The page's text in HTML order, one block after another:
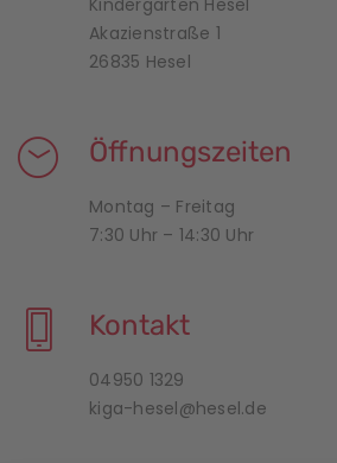
Akazienstraße 1
26835 Hesel
Öffnungszeiten
Montag – Freitag
7:30 Uhr – 14:30 Uhr
Kontakt
04950 1329
kiga-hesel@hesel.de